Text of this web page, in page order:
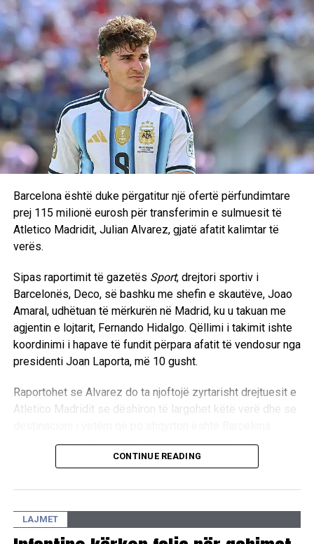
klubit.
D.L
Barcelona është duke përgatitur një ofertë përfundimtare
prej 115 milionë eurosh për transferimin e sulmuesit të
Atletico Madridit, Julian Alvarez, gjatë afatit kalimtar të
verës.
Sipas raportimit të gazetës Sport, drejtori sportiv i
Barcelonës, Deco, së bashku me shefin e skautëve, Joao
Amaral, udhëtuan të mërkurën në Madrid, ku u takuan me
agjentin e lojtarit, Fernando Hidalgo. Qëllimi i takimit ishte
koordinimi i hapave të fundit përpara afatit të vendosur nga
presidenti Joan Laporta, më 10 gusht.
Raportohet se Alvarez do ta njoftojë zyrtarisht drejtuesit e
Atletico Madridit se dëshiron të largohet këtë verë dhe se
Megjithatë, sulmuesi argjentinas nuk pritet të ushtrojë
presion publik ndaj klubit. Ai do t’i bashkohet normalisht
për transferim do ta paraqesë privatisht te drejtuesit e
klubit.
Barcelona kishte paraqitur edhe më herët një ofertë prej
CONTINUE READING
LAJMET